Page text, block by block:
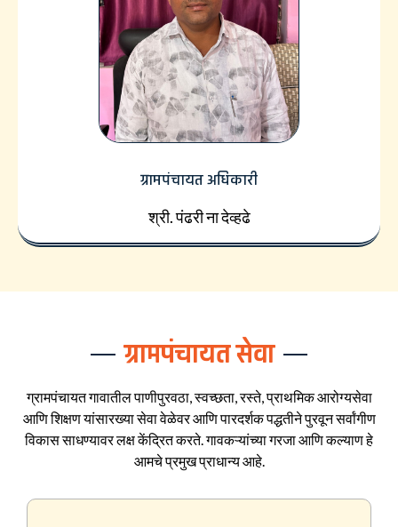
ग्रामपंचायत अधिकारी
श्री. पंढरी ना देव्हढे
ग्रामपंचायत सेवा
ग्रामपंचायत गावातील पाणीपुरवठा, स्वच्छता, रस्ते, प्राथमिक आरोग्यसेवा
आणि शिक्षण यांसारख्या सेवा वेळेवर आणि पारदर्शक पद्धतीने पुरवून सर्वांगीण
विकास साधण्यावर लक्ष केंद्रित करते. गावकऱ्यांच्या गरजा आणि कल्याण हे
आमचे प्रमुख प्राधान्य आहे.